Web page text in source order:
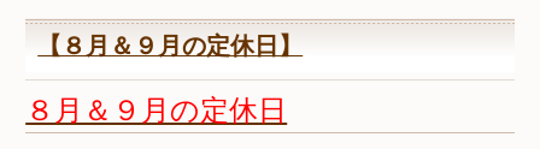
【８月＆９月の定休日】
８月＆９月の定休日